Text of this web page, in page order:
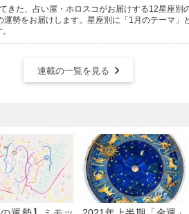
きた、占い屋・ホロスコがお届けする12星座別
運勢をお届けします。星座別に「1月のテーマ」
連載の一覧を見る